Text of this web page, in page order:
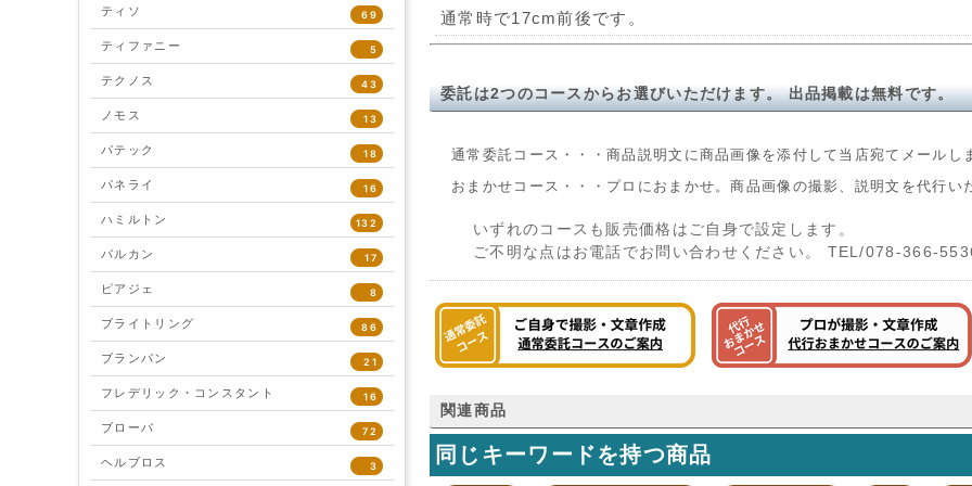
通常時で17cm前後です。
委託は2つのコースからお選びいただけます。 出品掲載は無料です。
通常委託コース・・・商品説明文に商品画像を添付して当店宛てメールし
おまかせコース・・・プロにおまかせ。商品画像の撮影、説明文を代行い
いずれのコースも販売価格はご自身で設定します。
ご不明な点はお電話でお問い合わせください。 TEL/078-366-
関連商品
同じキーワードを持つ商品
ティソ 69
ティファニー 5
テクノス 43
ノモス 13
パテック 18
パネライ 16
ハミルトン 132
バルカン 17
ピアジェ 8
ブライトリング 86
ブランパン 21
フレデリック・コンスタント 16
ブローバ 72
ヘルブロス 3